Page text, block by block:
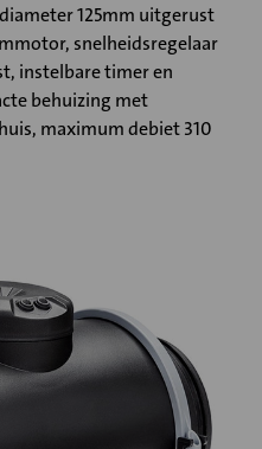
125mm uitgerust
snelheidsregelaar
instelbare timer en
behuizing met
maximum debiet 310